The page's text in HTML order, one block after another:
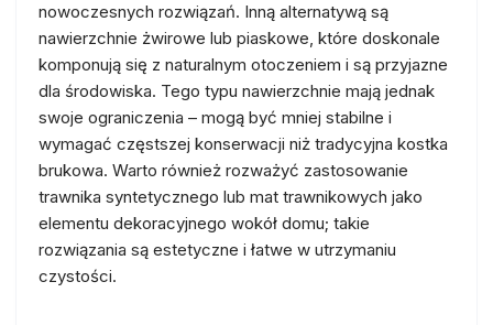
nowoczesnych rozwiązań. Inną alternatywą są
nawierzchnie żwirowe lub piaskowe, które doskonale
komponują się z naturalnym otoczeniem i są przyjazne
dla środowiska. Tego typu nawierzchnie mają jednak
swoje ograniczenia – mogą być mniej stabilne i
wymagać częstszej konserwacji niż tradycyjna kostka
brukowa. Warto również rozważyć zastosowanie
trawnika syntetycznego lub mat trawnikowych jako
elementu dekoracyjnego wokół domu; takie
rozwiązania są estetyczne i łatwe w utrzymaniu
czystości.